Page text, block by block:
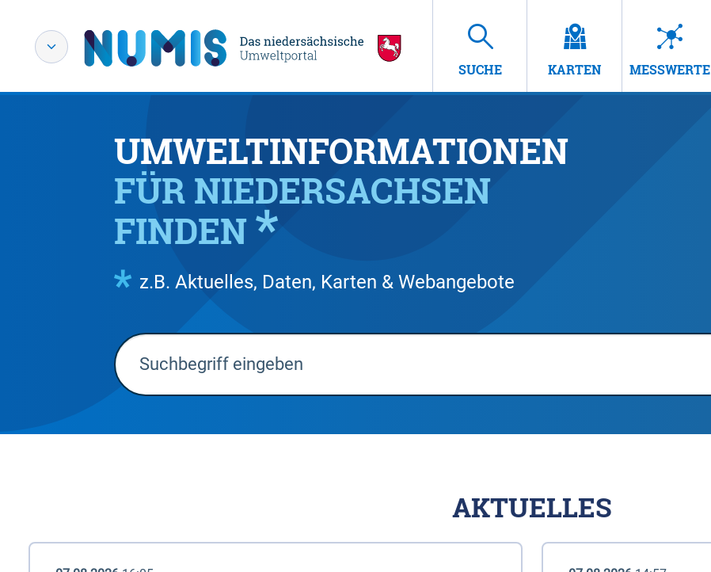
SUCHE KARTEN MESSWERTE
UMWELTINFORMATIONEN
FÜR NIEDERSACHSEN
FINDEN
z.B. Aktuelles, Daten, Karten & Webangebote
AKTUELLES